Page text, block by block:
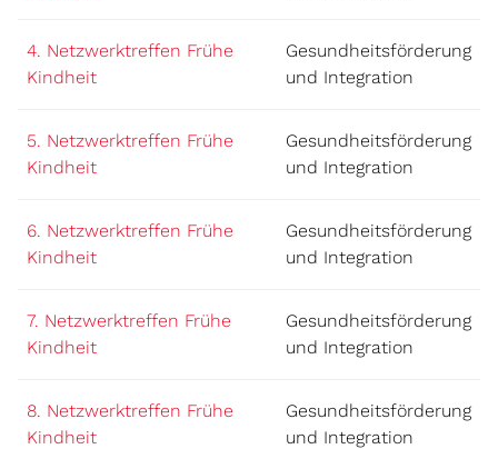
4. Netzwerktreffen Frühe
Kindheit
Gesundheitsförderung
und Integration
5. Netzwerktreffen Frühe
Kindheit
Gesundheitsförderung
und Integration
6. Netzwerktreffen Frühe
Kindheit
Gesundheitsförderung
und Integration
7. Netzwerktreffen Frühe
Kindheit
Gesundheitsförderung
und Integration
8. Netzwerktreffen Frühe
Kindheit
Gesundheitsförderung
und Integration